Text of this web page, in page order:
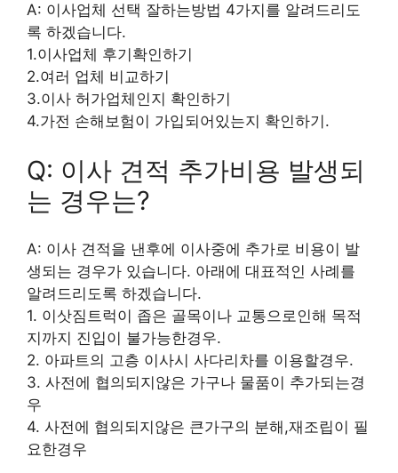
A: 이사업체 선택 잘하는방법 4가지를 알려드리도
록 하겠습니다.
1.이사업체 후기확인하기
2.여러 업체 비교하기
3.이사 허가업체인지 확인하기
4.가전 손해보험이 가입되어있는지 확인하기.
Q: 이사 견적 추가비용 발생되
는 경우는?
A: 이사 견적을 낸후에 이사중에 추가로 비용이 발
생되는 경우가 있습니다. 아래에 대표적인 사례를
알려드리도록 하겠습니다.
1. 이삿짐트럭이 좁은 골목이나 교통으로인해 목적
지까지 진입이 불가능한경우.
2. 아파트의 고층 이사시 사다리차를 이용할경우.
3. 사전에 협의되지않은 가구나 물품이 추가되는경
우
4. 사전에 협의되지않은 큰가구의 분해,재조립이 필
요한경우